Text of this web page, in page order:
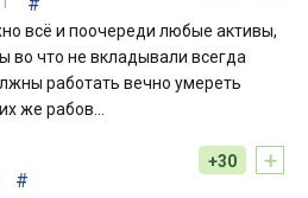
всё и поочереди любые активы,
во что не вкладывали всегда
работать вечно умереть
же рабов…
+
+30
#